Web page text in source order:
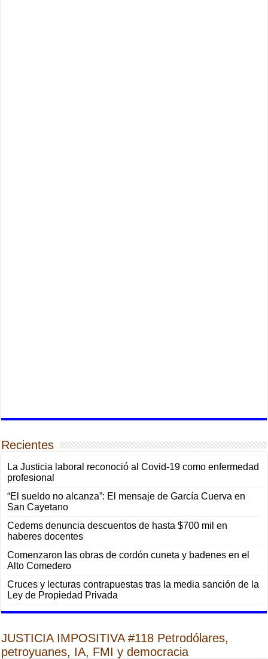
Recientes
La Justicia laboral reconoció al Covid-19 como enfermedad
profesional
“El sueldo no alcanza”: El mensaje de García Cuerva en
San Cayetano
Cedems denuncia descuentos de hasta $700 mil en
haberes docentes
Comenzaron las obras de cordón cuneta y badenes en el
Alto Comedero
Cruces y lecturas contrapuestas tras la media sanción de la
Ley de Propiedad Privada
JUSTICIA IMPOSITIVA #118 Petrodólares,
petroyuanes, IA, FMI y democracia